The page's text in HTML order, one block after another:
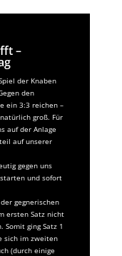
–
der Knaben
den
ein 3:3 reichen –
groß. Für
auf der Anlage
auf unserer
gegen uns
und sofort
gegnerischen
ersten Satz nicht
Somit ging Satz 1
sich im zweiten
(durch einige